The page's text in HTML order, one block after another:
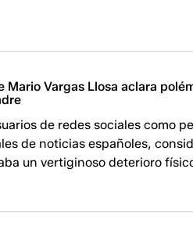
Mario Vargas Llosa aclara
de redes sociales como
de noticias españoles,
un vertiginoso deterioro